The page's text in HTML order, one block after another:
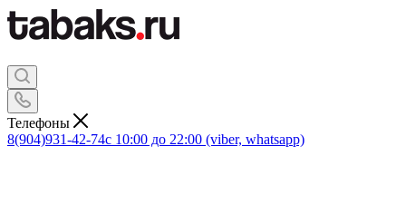
Телефоны
8(904)931-42-74с 10:00 до 22:00 (viber, whatsapp)